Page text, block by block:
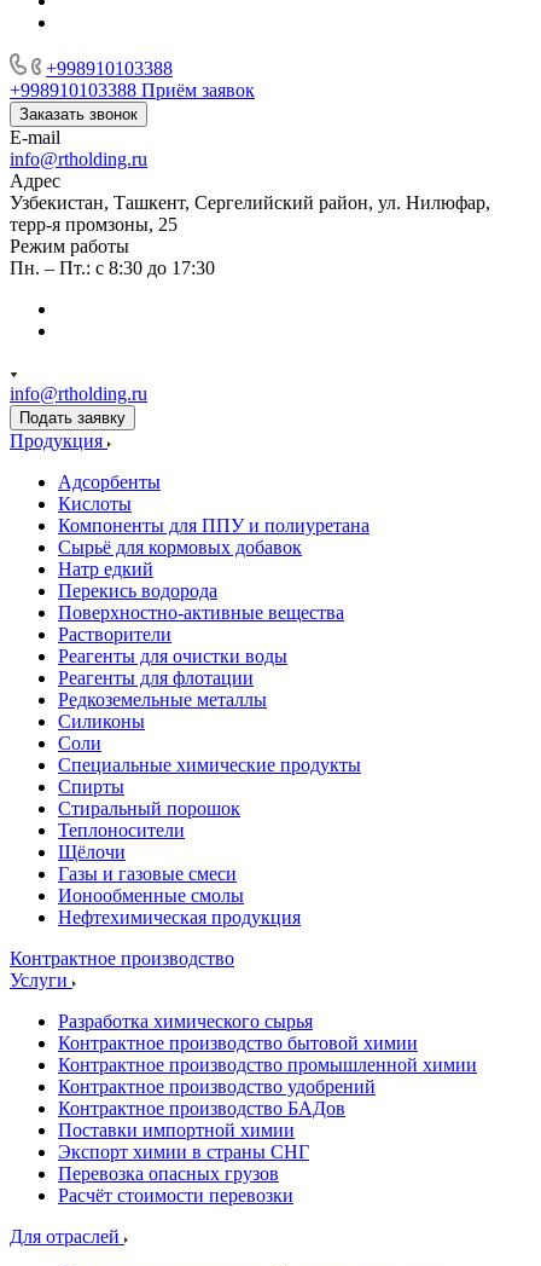
+998910103388
+998910103388 Приём заявок
Заказать звонок
E-mail
info@rtholding.ru
Адрес
Узбекистан, Ташкент, Сергелийский район, ул. Нилюфар,
терр-я промзоны, 25
Режим работы
Пн. – Пт.: с 8:30 до 17:30
info@rtholding.ru
Подать заявку
Продукция
Адсорбенты
Кислоты
Компоненты для ППУ и полиуретана
Сырьё для кормовых добавок
Натр едкий
Перекись водорода
Поверхностно-активные вещества
Растворители
Реагенты для очистки воды
Реагенты для флотации
Редкоземельные металлы
Силиконы
Соли
Специальные химические продукты
Спирты
Стиральный порошок
Теплоносители
Щёлочи
Газы и газовые смеси
Ионообменные смолы
Нефтехимическая продукция
Контрактное производство
Услуги
Разработка химического сырья
Контрактное производство бытовой химии
Контрактное производство промышленной химии
Контрактное производство удобрений
Контрактное производство БАДов
Поставки импортной химии
Экспорт химии в страны СНГ
Перевозка опасных грузов
Расчёт стоимости перевозки
Для отраслей